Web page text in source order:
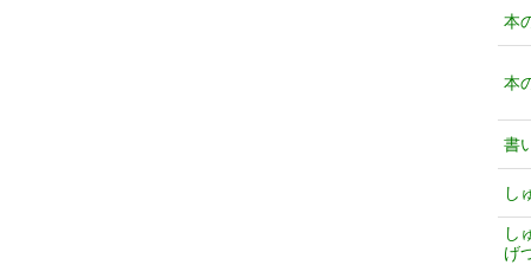
本
本
書
し
し
げ